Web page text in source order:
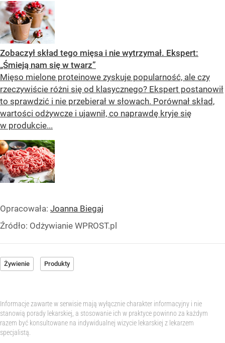
Zobaczył skład tego mięsa i nie wytrzymał. Ekspert:
„Śmieją nam się w twarz”
Mięso mielone proteinowe zyskuje popularność, ale czy
rzeczywiście różni się od klasycznego? Ekspert postanowił
to sprawdzić i nie przebierał w słowach. Porównał skład,
wartości odżywcze i ujawnił, co naprawdę kryje się
w produkcie...
Opracowała: Joanna Biegaj
Źródło: Odżywianie WPROST.pl
Żywienie Produkty
Informacje zawarte w serwisie mają wyłącznie charakter informacyjny i nie
stanowią porady lekarskiej, a stosowanie ich w praktyce powinno za każdym
razem być konsultowane na indywidualnej wizycie lekarskiej z lekarzem
specjalistą.